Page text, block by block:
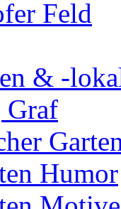
Feld
& -
Graf
Humor